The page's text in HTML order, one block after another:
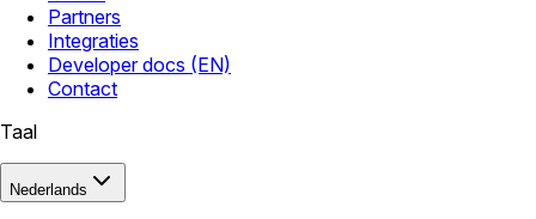
Partners
Integraties
Developer docs (EN)
Contact
Taal
Nederlands